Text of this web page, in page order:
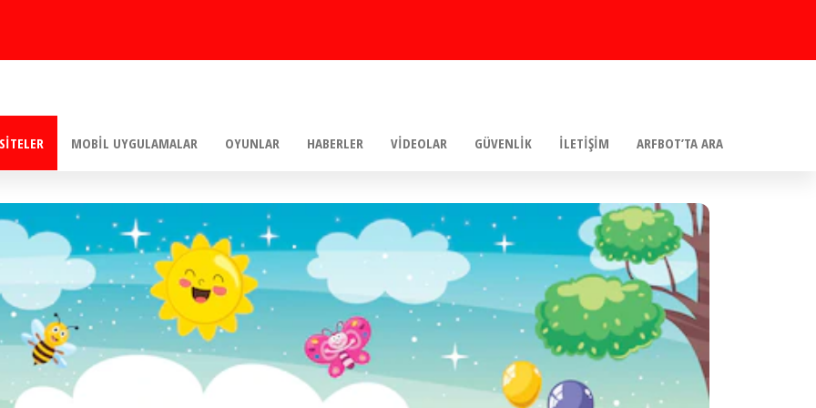
MOBIL UYGULAMALAR OYUNLAR HABERLER VIDEOLAR GÜVENLIK İLETIŞIM ARFBOT’TA ARA